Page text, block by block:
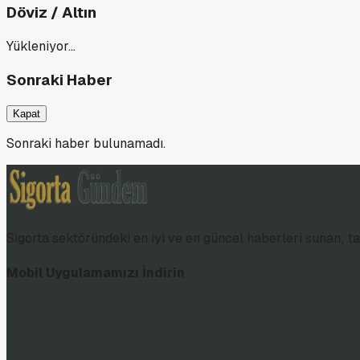
Döviz / Altın
Yükleniyor…
Sonraki Haber
Kapat
Sonraki haber bulunamadı.